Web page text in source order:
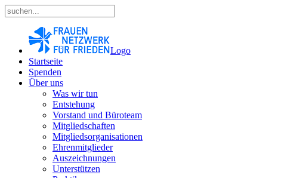
Logo
Startseite
Spenden
Über uns
Was wir tun
Entstehung
Vorstand und Büroteam
Mitgliedschaften
Mitgliedsorganisationen
Ehrenmitglieder
Auszeichnungen
Unterstützen